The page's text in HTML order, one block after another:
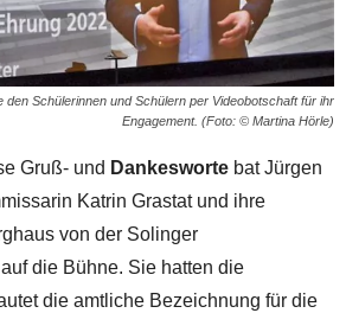
den Schülerinnen und Schülern per Videobotschaft für ihr
Engagement. (Foto: © Martina Hörle)
Gruß- und Dankesworte bat Jürgen
Katrin Grastat und ihre
von der Solinger
die Bühne. Sie hatten die
die amtliche Bezeichnung für die